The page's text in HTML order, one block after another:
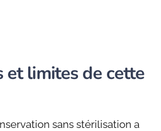
et limites de cette
sans stérilisation a